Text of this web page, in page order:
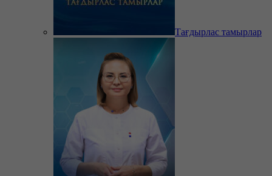
Тағдырлас тамырлар